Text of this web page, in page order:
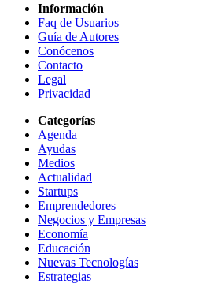
Información
Faq de Usuarios
Guía de Autores
Conócenos
Contacto
Legal
Privacidad
Categorías
Agenda
Ayudas
Medios
Actualidad
Startups
Emprendedores
Negocios y Empresas
Economía
Educación
Nuevas Tecnologías
Estrategias